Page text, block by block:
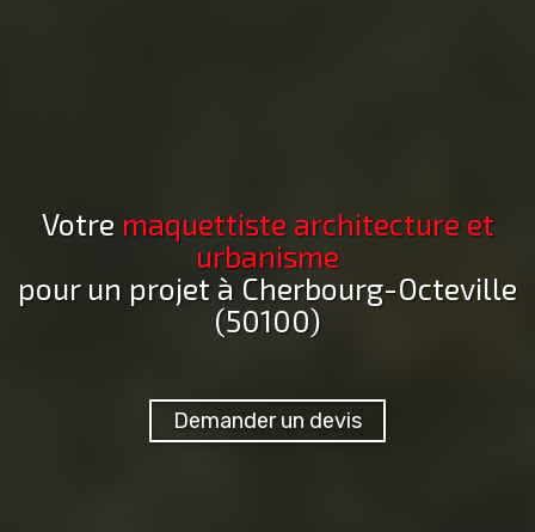
Votre maquettiste architecture et
urbanisme
pour un projet à Cherbourg-Octeville
(50100)
Demander un devis